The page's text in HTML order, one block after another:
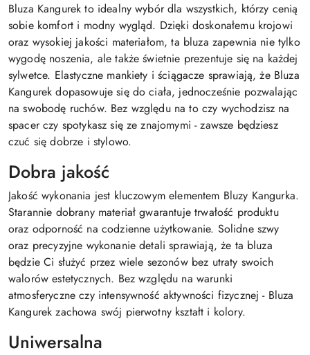
Bluza Kangurek to idealny wybór dla wszystkich, którzy cenią
sobie komfort i modny wygląd. Dzięki doskonałemu krojowi
oraz wysokiej jakości materiałom, ta bluza zapewnia nie tylko
wygodę noszenia, ale także świetnie prezentuje się na każdej
sylwetce. Elastyczne mankiety i ściągacze sprawiają, że Bluza
Kangurek dopasowuje się do ciała, jednocześnie pozwalając
na swobodę ruchów. Bez względu na to czy wychodzisz na
spacer czy spotykasz się ze znajomymi - zawsze będziesz
czuć się dobrze i stylowo.
Dobra jakość
Jakość wykonania jest kluczowym elementem Bluzy Kangurka.
Starannie dobrany materiał gwarantuje trwałość produktu
oraz odporność na codzienne użytkowanie. Solidne szwy
oraz precyzyjne wykonanie detali sprawiają, że ta bluza
będzie Ci służyć przez wiele sezonów bez utraty swoich
walorów estetycznych. Bez względu na warunki
atmosferyczne czy intensywność aktywności fizycznej - Bluza
Kangurek zachowa swój pierwotny kształt i kolory.
Uniwersalna